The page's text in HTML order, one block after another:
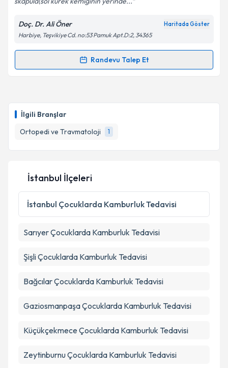
İlgili Branşlar
Ortopedi ve Travmatoloji
1
Doç. Dr. Ali Öner Haritada Göster
Harbiye, Teşvikiye Cd. no:53 Pamuk Apt.D:2, 34365
Randevu Talep Et
Randevu Takvimi Talebi
takvim hazırlandığında e-posta ile bilgilendireceğiz.
Kişisel verilerimin işlenmesine ilişkinAydınlatma
Metni
'ni okudum ve kişisel verilerimin belirtilen
kapsamda işlenmesini kabul ediyorum.
İstanbul İlçeleri
İstanbul Çocuklarda Kamburluk Tedavisi
SarıyerÇocuklarda Kamburluk Tedavisi
ŞişliÇocuklarda Kamburluk Tedavisi
BağcılarÇocuklarda Kamburluk Tedavisi
GaziosmanpaşaÇocuklarda Kamburluk Tedavisi
Küçükçekmece Çocuklarda Kamburluk Tedavisi
ZeytinburnuÇocuklarda Kamburluk Tedavisi